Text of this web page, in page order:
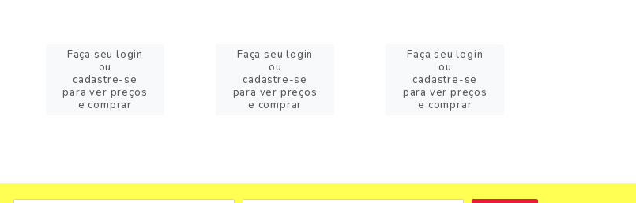
Faça seu login
ou
cadastre-se
para ver preços
e comprar
Faça seu login
ou
cadastre-se
para ver preços
e comprar
Faça seu login
ou
cadastre-se
para ver preços
e comprar